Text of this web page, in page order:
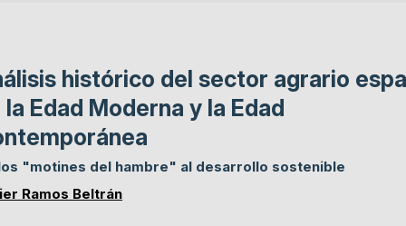
histórico del sector agrario
la Edad Moderna y la Edad
"motines del hambre" al desarrollo sostenible
Ramos Beltrán